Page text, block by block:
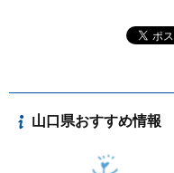
山口県おすすめ情報